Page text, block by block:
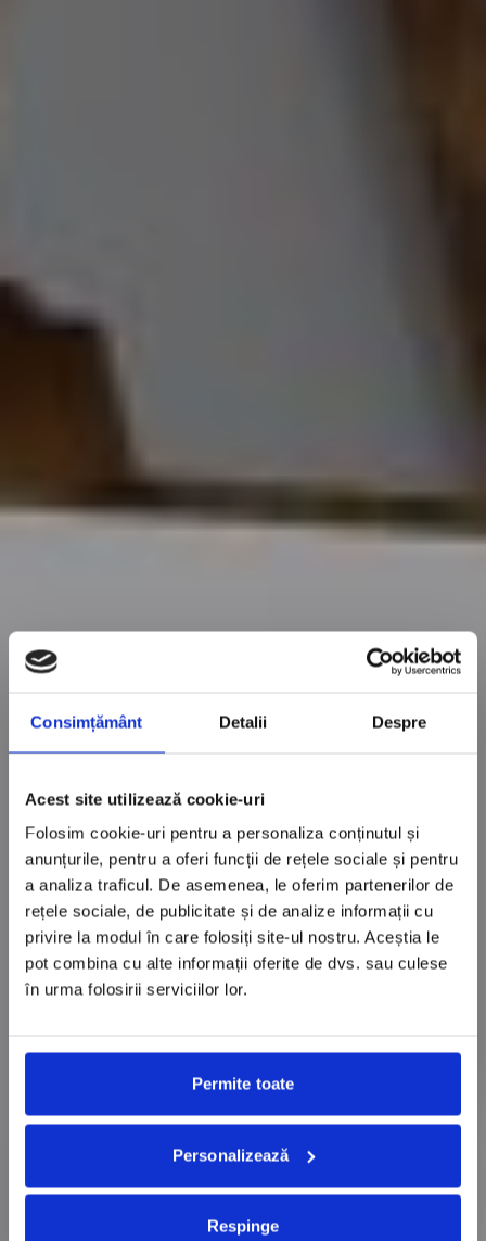
Consimțământ Detalii Despre
Acest site utilizează cookie-uri
Folosim cookie-uri pentru a personaliza conținutul și
anunțurile, pentru a oferi funcții de rețele sociale și pentru
a analiza traficul. De asemenea, le oferim partenerilor de
rețele sociale, de publicitate și de analize informații cu
privire la modul în care folosiți site-ul nostru. Aceștia le
pot combina cu alte informații oferite de dvs. sau culese
în urma folosirii serviciilor lor.
Permite toate
Personalizează
Respinge